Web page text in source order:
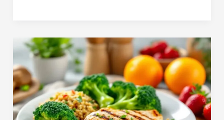
Perdre
du
poids
rapidement
avec
savoirmaigrir.fr